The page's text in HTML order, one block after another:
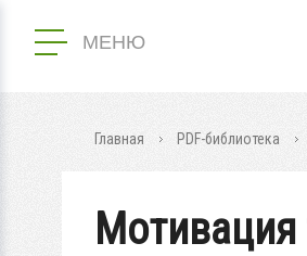
МЕНЮ
Главная PDF-библиотека